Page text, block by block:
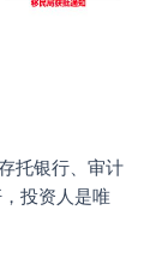
托银行、审计
投资人是唯